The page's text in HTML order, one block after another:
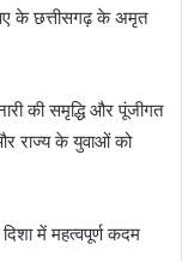
के छत्तीसगढ़ के अमृत
की समृद्धि और पूंजीगत
राज्य के युवाओं को
में महत्वपूर्ण कदम